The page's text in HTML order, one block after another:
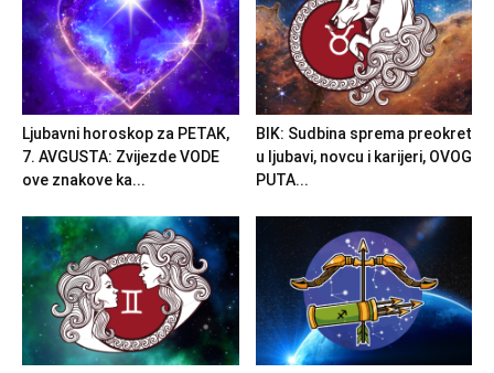
Ljubavni horoskop za PETAK,
7. AVGUSTA: Zvijezde VODE
ove znakove ka...
BIK: Sudbina sprema preokret
u ljubavi, novcu i karijeri, OVOG
PUTA...